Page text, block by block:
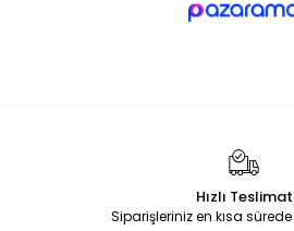
Hızlı Teslimat
Siparişleriniz en kısa sürede